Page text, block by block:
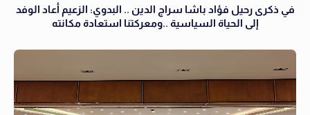
في ذكرى رحيل فؤاد باشا سراج الدين .. البدوي: الزعيم أعاد الوفد
إلى الحياة السياسية ..ومعركتنا استعادة مكانته